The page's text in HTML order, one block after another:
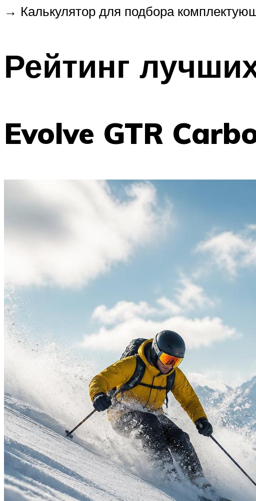
→ Калькулятор для подбора
Рейтинг
Evolve GTR